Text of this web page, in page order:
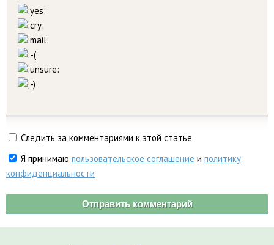
Следить за комментариями к этой статье
Я принимаю пользовательское соглашение и политику
конфиденциальности